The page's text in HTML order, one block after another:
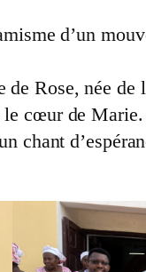
d’un
Rose, née
cœur de
chant